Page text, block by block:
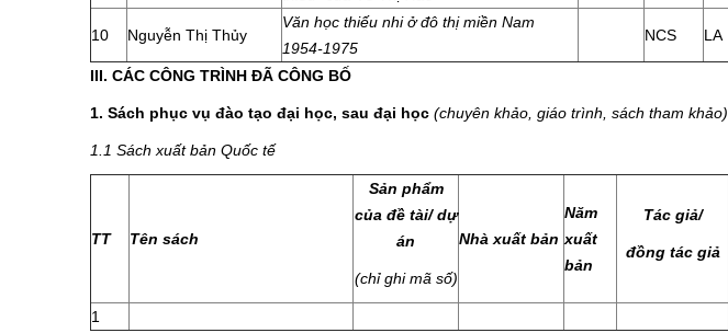
10 Nguyễn Thị Thủy
Văn học thiếu nhi ở đô thị miền Nam
1954-1975
NCS LA
III. CÁC CÔNG TRÌNH ĐÃ CÔNG BỐ
1. Sách phục vụ đào tạo đại học, sau đại học (chuyên khảo, giáo trình, sách tham khảo)
1.1 Sách xuất bản Quốc tế
TT Tên sách
Sản phẩm
của đề tài/ dự
án
(chỉ ghi mã số)
Nhà xuất bản
Năm
xuất
bản
Tác giả/
đồng tác giả
1